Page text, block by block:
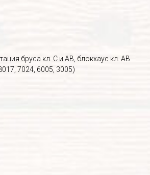
бруса кл. С и АВ, блокхаус кл. АВ
7024, 6005, 3005)